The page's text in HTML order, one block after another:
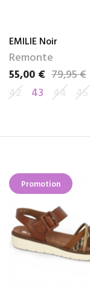
EMILIE Noir
Remonte
Prix
55,00 €
Prix de base79,95 €
42
43 44 45
Promotion